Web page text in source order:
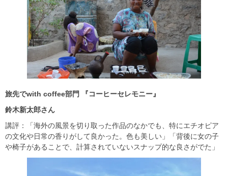
旅先でwith coffee部門
『コーヒーセレモニー』
鈴木新太郎さん
講評：「海外の風景を切り取った作品のなかでも、特にエチオピア
の文化や日常の香りがして良かった。色も美しい」「背後に女の子
や椅子があることで、計算されていないスナップ的な良さがでた」